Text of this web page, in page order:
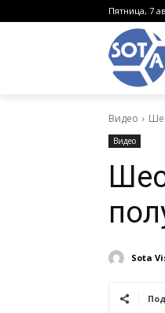
Пятница, 7
Видео
Видео
Sota